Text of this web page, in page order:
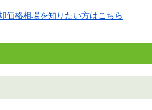
価格相場を知りたい方はこちら